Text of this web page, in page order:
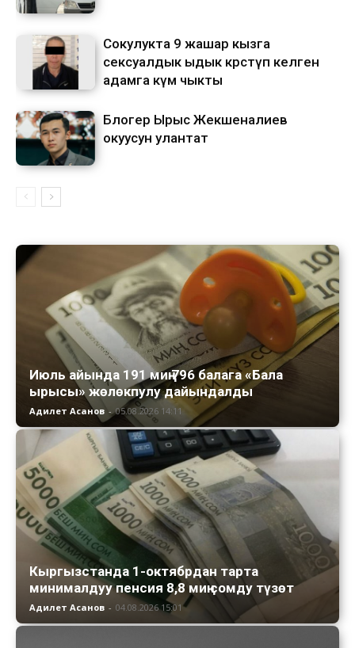
Сокулукта 9 жашар кызга
сексуалдык ыдык көрсөтүп келген
адамга өкүм чыкты
Блогер Ырыс Жекшеналиев
окуусун улантат
Июль айында 191 миң 796 балага «Бала
ырысы» жөлөкпулу дайындалды
Адилет Асанов - 05.08.2026 14:11
Кыргызстанда 1-октябрдан тарта
минималдуу пенсия 8,8 миң сомду түзөт
Адилет Асанов - 04.08.2026 15:01